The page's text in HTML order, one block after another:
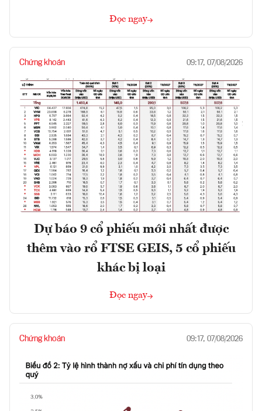
Đọc ngay
Chứng khoán 09:17, 07/08/2026
Dự báo 9 cổ phiếu mới nhất được
thêm vào rổ FTSE GEIS, 5 cổ phiếu
khác bị loại
Đọc ngay
Chứng khoán 09:17, 07/08/2026